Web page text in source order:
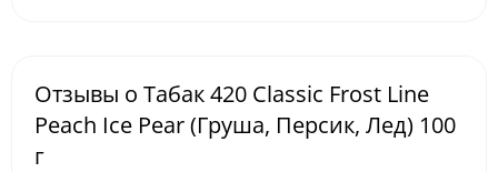
Отзывы о Табак 420 Classic Frost Line
Peach Ice Pear (Груша, Персик, Лед) 100
г